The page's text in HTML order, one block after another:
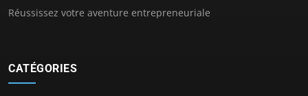
Réussissez votre aventure entrepreneuriale
CATÉGORIES